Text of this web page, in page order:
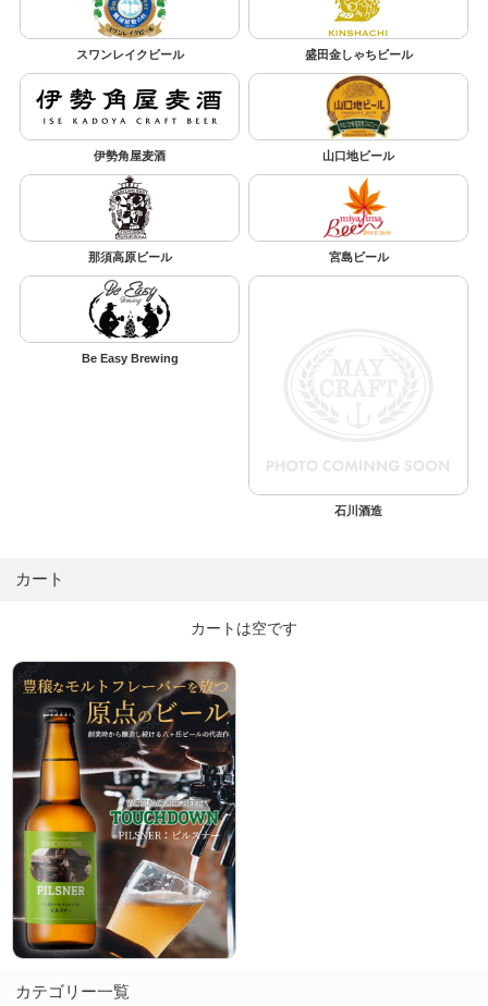
スワンレイクビール 盛田金しゃちビール
伊勢角屋麦酒 山口地ビール
那須高原ビール 宮島ビール
Be Easy Brewing
石川酒造
カート
カートは空です
カテゴリー一覧